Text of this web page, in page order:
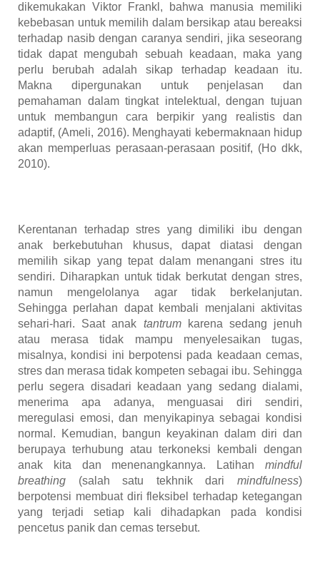
dikemukakan Viktor Frankl, bahwa manusia memiliki
kebebasan untuk memilih dalam bersikap atau bereaksi
terhadap nasib dengan caranya sendiri, jika seseorang
tidak dapat mengubah sebuah keadaan, maka yang
perlu berubah adalah sikap terhadap keadaan itu.
Makna dipergunakan untuk penjelasan dan
pemahaman dalam tingkat intelektual, dengan tujuan
untuk membangun cara berpikir yang realistis dan
adaptif, (Ameli, 2016). Menghayati kebermaknaan hidup
akan memperluas perasaan-perasaan positif, (Ho dkk,
2010).
Kerentanan terhadap stres yang dimiliki ibu dengan
anak berkebutuhan khusus, dapat diatasi dengan
memilih sikap yang tepat dalam menangani stres itu
sendiri. Diharapkan untuk tidak berkutat dengan stres,
namun mengelolanya agar tidak berkelanjutan.
Sehingga perlahan dapat kembali menjalani aktivitas
sehari-hari. Saat anak tantrumkarena sedang jenuh
atau merasa tidak mampu menyelesaikan tugas,
misalnya, kondisi ini berpotensi pada keadaan cemas,
stres dan merasa tidak kompeten sebagai ibu. Sehingga
perlu segera disadari keadaan yang sedang dialami,
menerima apa adanya, menguasai diri sendiri,
meregulasi emosi, dan menyikapinya sebagai kondisi
normal. Kemudian, bangun keyakinan dalam diri dan
berupaya terhubung atau terkoneksi kembali dengan
anak kita dan menenangkannya. Latihan mindful
breathing (salah satu tekhnik dari mindfulness)
berpotensi membuat diri fleksibel terhadap ketegangan
yang terjadi setiap kali dihadapkan pada kondisi
pencetus panik dan cemas tersebut.